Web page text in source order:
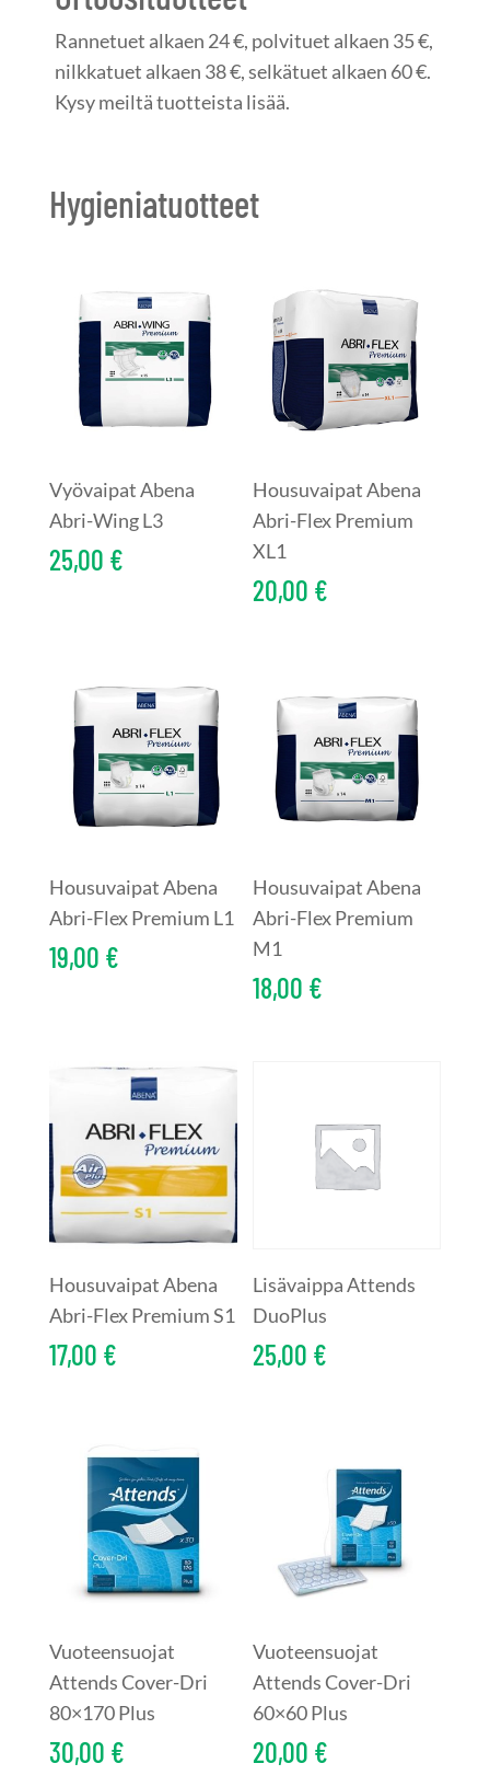
Rannetuet alkaen 24 €, polvituet alkaen 35 €,
nilkkatuet alkaen 38 €, selkätuet alkaen 60 €.
Kysy meiltä tuotteista lisää.
Hygieniatuotteet
Vyövaipat Abena
Abri-Wing L3
25,00 €
Housuvaipat Abena
Abri-Flex Premium
XL1
20,00 €
Housuvaipat Abena
Abri-Flex Premium L1
19,00 €
Housuvaipat Abena
Abri-Flex Premium
M1
18,00 €
Housuvaipat Abena
Abri-Flex Premium S1
17,00 €
Lisävaippa Attends
DuoPlus
25,00 €
Vuoteensuojat
Attends Cover-Dri
80×170 Plus
30,00 €
Vuoteensuojat
Attends Cover-Dri
60×60 Plus
20,00 €